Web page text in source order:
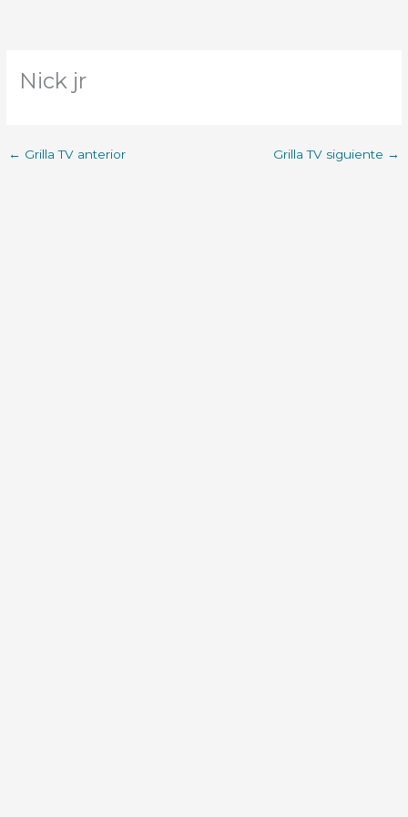
Nick jr
← Grilla TV anterior Grilla TV siguiente →